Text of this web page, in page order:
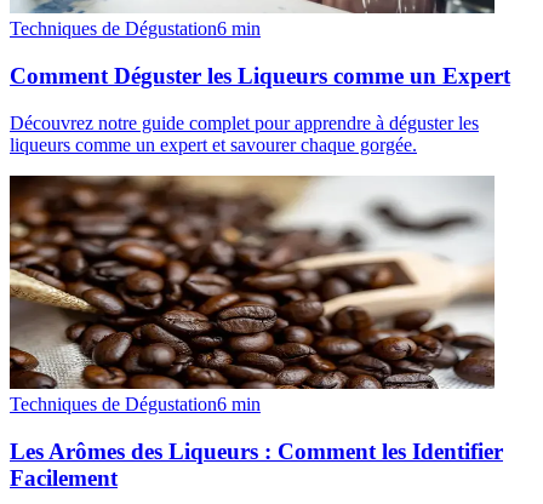
Techniques de Dégustation6 min
Comment Déguster les Liqueurs comme un Expert
Découvrez notre guide complet pour apprendre à déguster les
liqueurs comme un expert et savourer chaque gorgée.
Techniques de Dégustation6 min
Les Arômes des Liqueurs : Comment les Identifier
Facilement